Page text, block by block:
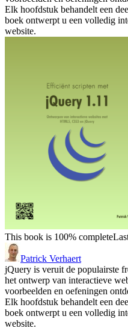
Elk hoofdstuk behandelt een
boek ontwerpt u een volledig
website.
This book is 100% complete
Patrick Verhaert
jQuery is veruit de populairste
het ontwerp van interactieve
voorbeelden en oefeningen
Elk hoofdstuk behandelt een
boek ontwerpt u een volledig
website.